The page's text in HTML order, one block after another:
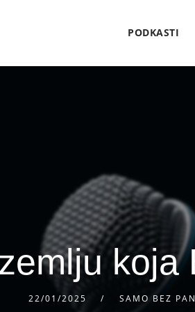
PODKASTI
koja
22/01/2025 SAMO BEZ